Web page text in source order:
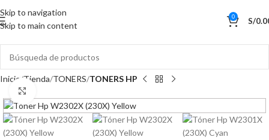
Skip to navigation
Skip to main content
0 S/
Inicio Tienda TONERS TONERS HP